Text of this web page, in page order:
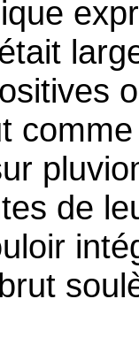
de